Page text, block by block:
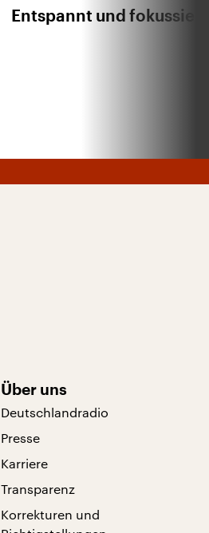
Entspannt und fokussiert
Über uns
Deutschlandradio
Presse
Karriere
Transparenz
Korrekturen und